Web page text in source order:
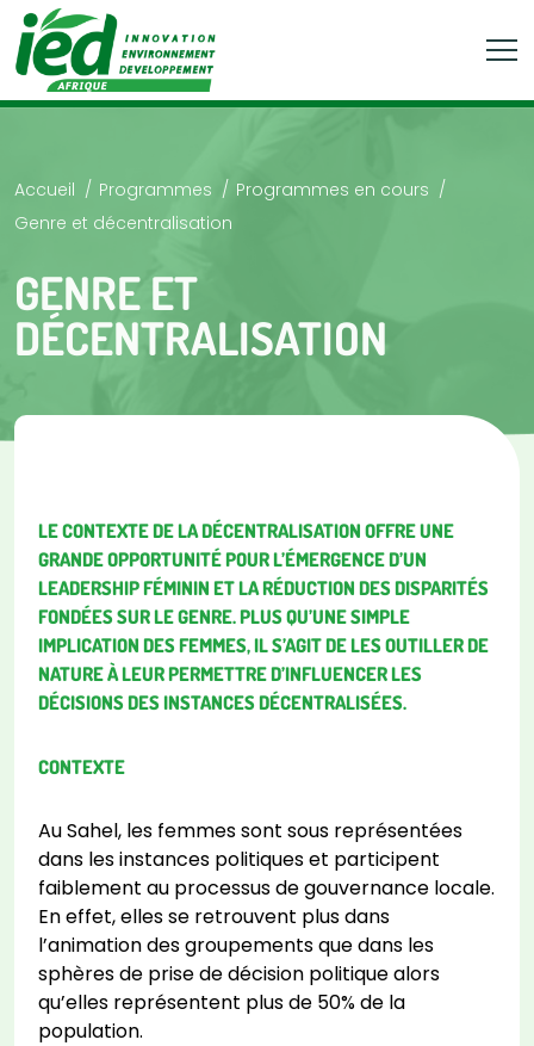
Accueil Programmes
Programmes en cours
Genre et décentralisation
GENRE ET
DÉCENTRALISATION
LE CONTEXTE DE LA DÉCENTRALISATION OFFRE UNE
GRANDE OPPORTUNITÉ POUR L’ÉMERGENCE D’UN
LEADERSHIP FÉMININ ET LA RÉDUCTION DES DISPARITÉS
FONDÉES SUR LE GENRE. PLUS QU’UNE SIMPLE
IMPLICATION DES FEMMES, IL S’AGIT DE LES OUTILLER DE
NATURE À LEUR PERMETTRE D’INFLUENCER LES
DÉCISIONS DES INSTANCES DÉCENTRALISÉES.
CONTEXTE
Au Sahel, les femmes sont sous représentées
dans les instances politiques et participent
faiblement au processus de gouvernance locale.
En effet, elles se retrouvent plus dans
l’animation des groupements que dans les
sphères de prise de décision politique alors
qu’elles représentent plus de 50% de la
population.